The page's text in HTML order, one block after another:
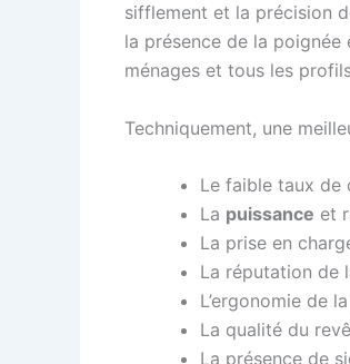
sifflement et la précision
la présence de la
ménages et tous les
Techniquement, une
Le faible taux de
La puissance et
La prise en
La réputation de
L’ergonomie de
La qualité du
La présence de